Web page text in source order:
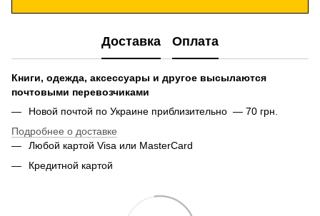
Доставка Оплата
Книги, одежда, аксессуары и другое высылаются
почтовыми перевозчиками
Новой почтой по Украине приблизительно — 70 грн.
Подробнее о доставке
Любой картой Visa или MasterCard
Кредитной картой